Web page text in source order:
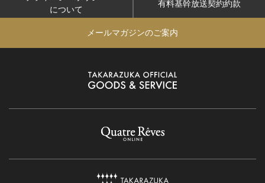
について
有料基幹放送契約約款
メールマガジンのご案内